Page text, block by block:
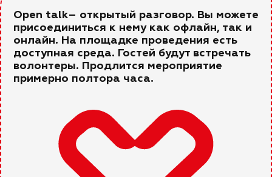
Оpen talk– открытый разговор. Вы можете
присоединиться к нему как офлайн, так и
онлайн. На площадке проведения есть
доступная среда. Гостей будут встречать
волонтеры. Продлится мероприятие
примерно полтора часа.